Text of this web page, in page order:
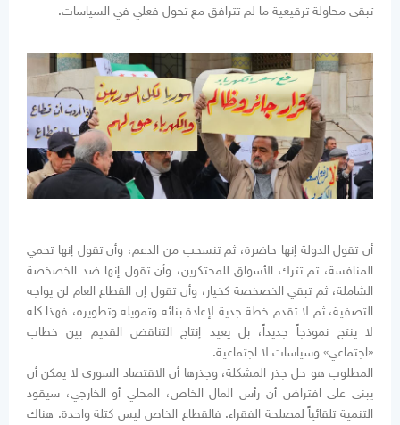
تبقى محاولة ترقيعية ما لم تترافق مع تحول فعلي في السياسات.
أن تقول الدولة إنها حاضرة، ثم تنسحب من الدعم، وأن تقول إنها تحمي
المنافسة، ثم تترك الأسواق للمحتكرين، وأن تقول إنها ضد الخصخصة
الشاملة، ثم تبقي الخصخصة كخيار، وأن تقول إن القطاع العام لن يواجه
التصفية، ثم لا تقدم خطة جدية لإعادة بنائه وتمويله وتطويره، فهذا كله
لا ينتج نموذجاً جديداً، بل يعيد إنتاج التناقض القديم بين خطاب
«اجتماعي» وسياسات لا اجتماعية.
المطلوب هو حل جذر المشكلة، وجذرها أن الاقتصاد السوري لا يمكن أن
يبنى على افتراض أن رأس المال الخاص، المحلي أو الخارجي، سيقود
التنمية تلقائياً لمصلحة الفقراء. فالقطاع الخاص ليس كتلة واحدة. هناك